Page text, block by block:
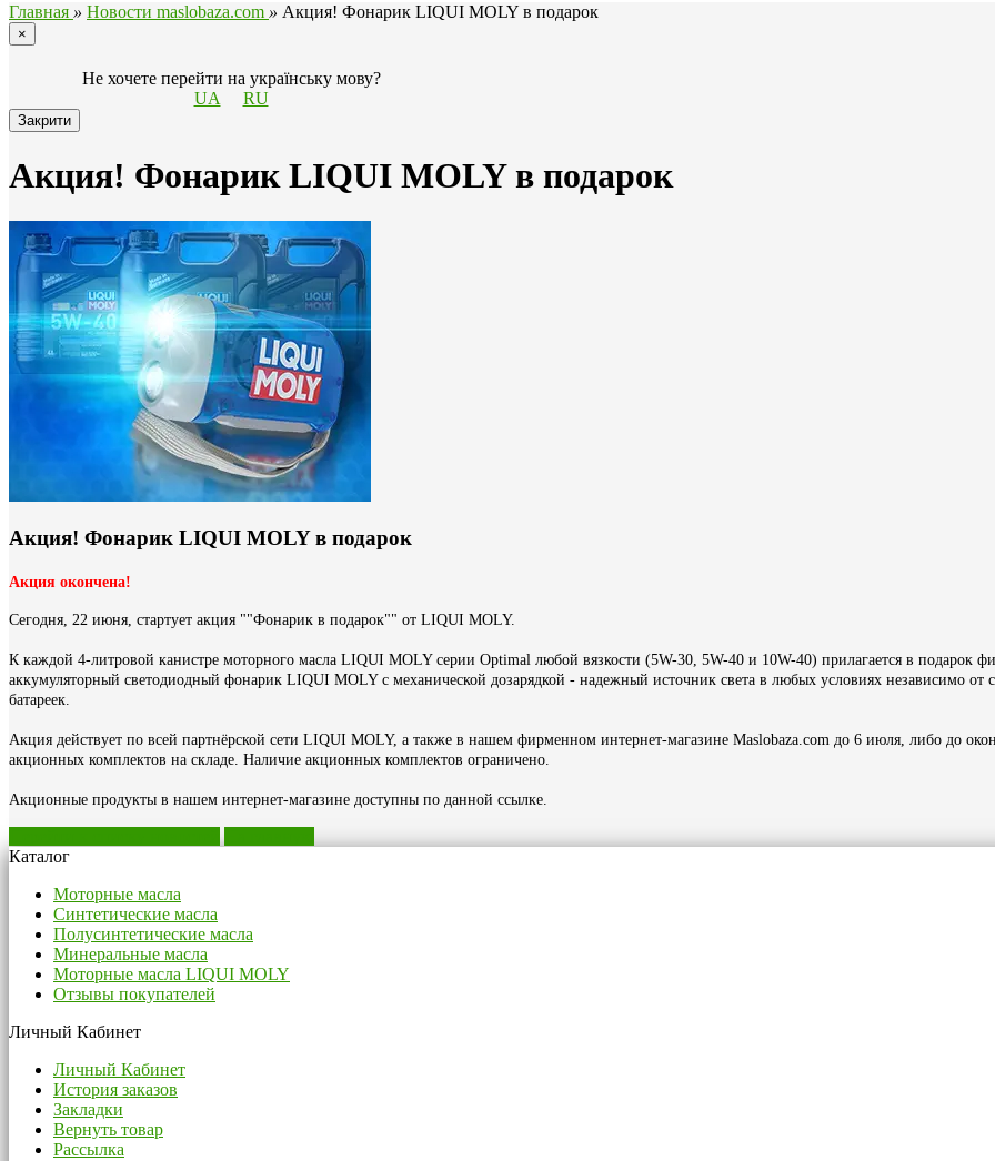
Главная » Новости maslobaza.com » Акция! Фонарик LIQUI MOLY в подарок
×
Не хочете перейти на українську мову?
UA
RU
Закрити
Акция! Фонарик LIQUI MOLY в подарок
Акция! Фонарик LIQUI MOLY в подарок
Акция окончена!
Сегодня, 22 июня, стартует акция ""Фонарик в подарок"" от LIQUI MOLY.
К каждой 4-литровой канистре моторного масла LIQUI MOLY серии Optimal любой вязкости (5W-30, 5W-40 и 10W-40) прилагается в подарок
аккумуляторный светодиодный фонарик LIQUI MOLY с механической дозарядкой - надежный источник света в любых условиях независимо от
батареек.
Акция действует по всей партнёрской сети LIQUI MOLY, а также в нашем фирменном интернет-магазине Maslobaza.com до 6 июля, либо до
акционных комплектов на складе. Наличие акционных комплектов ограничено.
Акционные продукты в нашем интернет-магазине доступны по данной ссылке.
Каталог
Моторные масла
Синтетические масла
Полусинтетические масла
Минеральные масла
Моторные масла LIQUI MOLY
Отзывы покупателей
Личный Кабинет
Личный Кабинет
История заказов
Закладки
Вернуть товар
Рассылка